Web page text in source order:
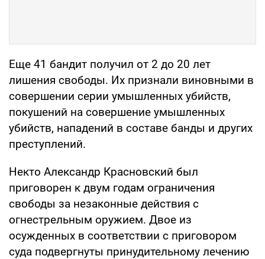
Еще 41 бандит получил от 2 до 20 лет
лишения свободы. Их признали виновными в
совершении серии умышленных убийств,
покушений на совершение умышленных
убийств, нападений в составе банды и других
преступлений.
Некто Александр Красновский был
приговорен к двум годам ограничения
свободы за незаконные действия с
огнестрельным оружием. Двое из
осужденных в соответствии с приговором
суда подвергнуты принудительному лечению